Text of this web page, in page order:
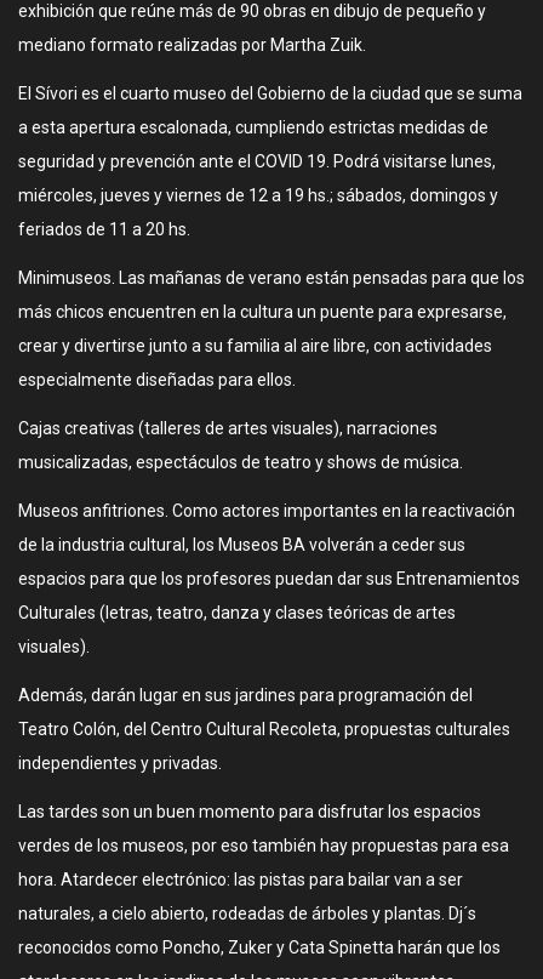
exhibición que reúne más de 90 obras en dibujo de pequeño y
mediano formato realizadas por Martha Zuik.
El Sívori es el cuarto museo del Gobierno de la ciudad que se suma
a esta apertura escalonada, cumpliendo estrictas medidas de
seguridad y prevención ante el COVID 19. Podrá visitarse lunes,
miércoles, jueves y viernes de 12 a 19 hs.; sábados, domingos y
feriados de 11 a 20 hs.
Minimuseos. Las mañanas de verano están pensadas para que los
más chicos encuentren en la cultura un puente para expresarse,
crear y divertirse junto a su familia al aire libre, con actividades
especialmente diseñadas para ellos.
Cajas creativas (talleres de artes visuales), narraciones
musicalizadas, espectáculos de teatro y shows de música.
Museos anfitriones. Como actores importantes en la reactivación
de la industria cultural, los Museos BA volverán a ceder sus
espacios para que los profesores puedan dar sus Entrenamientos
Culturales (letras, teatro, danza y clases teóricas de artes
visuales).
Además, darán lugar en sus jardines para programación del
Teatro Colón, del Centro Cultural Recoleta, propuestas culturales
independientes y privadas.
Las tardes son un buen momento para disfrutar los espacios
verdes de los museos, por eso también hay propuestas para esa
hora. Atardecer electrónico: las pistas para bailar van a ser
naturales, a cielo abierto, rodeadas de árboles y plantas. Dj´s
reconocidos como Poncho, Zuker y Cata Spinetta harán que los